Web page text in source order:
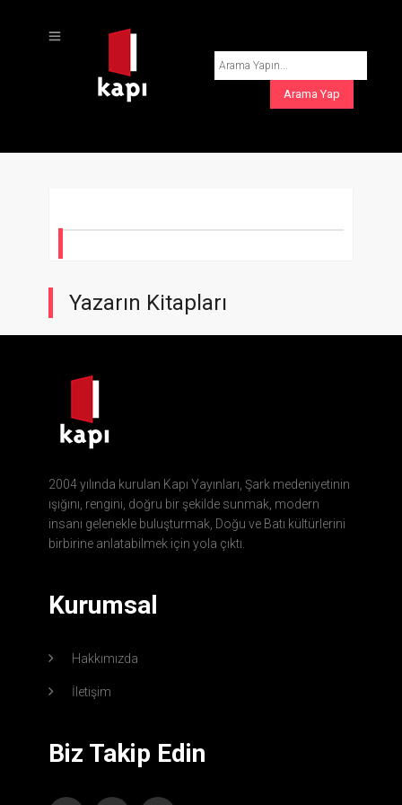
Yazarın Kitapları
2004 yılında kurulan Kapı Yayınları, Şark medeniyetinin
ışığını, rengini, doğru bir şekilde sunmak, modern
insanı gelenekle buluşturmak, Doğu ve Batı kültürlerini
birbirine anlatabilmek için yola çıktı.
Kurumsal
Hakkımızda
İletişim
Biz Takip Edin